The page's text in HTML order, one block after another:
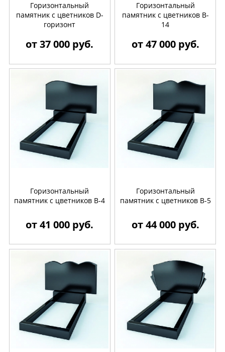
Горизонтальный
памятник с цветников D-
горизонт
от 37 000 руб.
Горизонтальный
памятник с цветников B-
14
от 47 000 руб.
Горизонтальный
памятник с цветников B-4
от 41 000 руб.
Горизонтальный
памятник с цветников B-5
от 44 000 руб.